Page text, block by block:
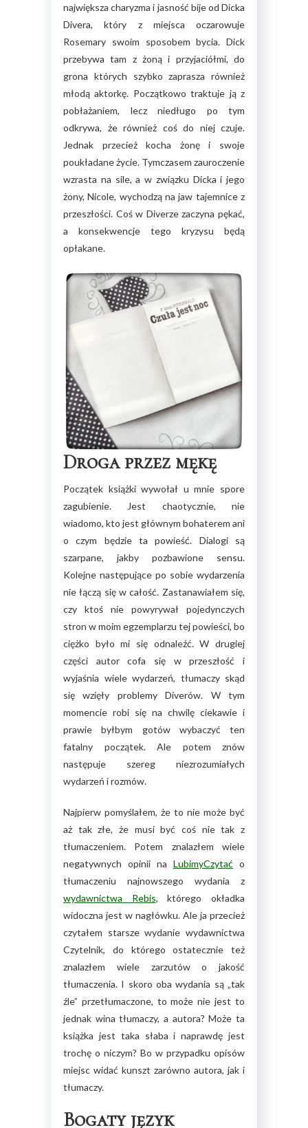
największa charyzma i jasność bije od Dicka
Divera, który z miejsca oczarowuje
Rosemary swoim sposobem bycia. Dick
przebywa tam z żoną i przyjaciółmi, do
grona których szybko zaprasza również
młodą aktorkę. Początkowo traktuje ją z
pobłażaniem, lecz niedługo po tym
odkrywa, że również coś do niej czuje.
Jednak przecież kocha żonę i swoje
poukładane życie. Tymczasem zauroczenie
wzrasta na sile, a w związku Dicka i jego
żony, Nicole, wychodzą na jaw tajemnice z
przeszłości. Coś w Diverze zaczyna pękać,
a konsekwencje tego kryzysu będą
opłakane.
Droga przez mękę
Początek książki wywołał u mnie spore
zagubienie. Jest chaotycznie, nie
wiadomo, kto jest głównym bohaterem ani
o czym będzie ta powieść. Dialogi są
szarpane, jakby pozbawione sensu.
Kolejne następujące po sobie wydarzenia
nie łączą się w całość. Zastanawiałem się,
czy ktoś nie powyrywał pojedynczych
stron w moim egzemplarzu tej powieści, bo
ciężko było mi się odnaleźć. W drugiej
części autor cofa się w przeszłość i
wyjaśnia wiele wydarzeń, tłumaczy skąd
się wzięły problemy Diverów. W tym
momencie robi się na chwilę ciekawie i
prawie byłbym gotów wybaczyć ten
fatalny początek. Ale potem znów
następuje szereg niezrozumiałych
wydarzeń i rozmów.
Najpierw pomyślałem, że to nie może być
aż tak złe, że musi być coś nie tak z
tłumaczeniem. Potem znalazłem wiele
negatywnych opinii na LubimyCzytać o
tłumaczeniu najnowszego wydania z
wydawnictwa Rebis, którego okładka
widoczna jest w nagłówku. Ale ja przecież
czytałem starsze wydanie wydawnictwa
Czytelnik, do którego ostatecznie też
znalazłem wiele zarzutów o jakość
tłumaczenia. I skoro oba wydania są „tak
źle” przetłumaczone, to może nie jest to
jednak wina tłumaczy, a autora? Może ta
książka jest taka słaba i naprawdę jest
trochę o niczym? Bo w przypadku opisów
miejsc widać kunszt zarówno autora, jak i
tłumaczy.
Bogaty język